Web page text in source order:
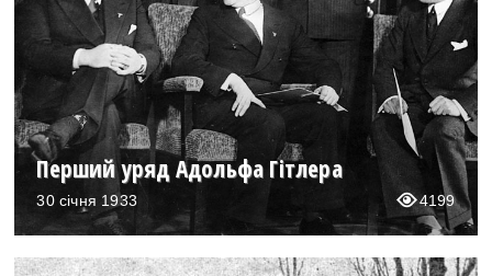
Релігія
Розваги і дозвілля
Спорт
Чудеса світу
Регіони
Австралія
Азія
Америка
Пізнє Середньовіччя
Нова історія
Новітня історія
Наш час
Індекси
Нові статті
Популярні статті
Всі статті
Перший уряд Адольфа Гітлера
30 січня 1933 4199